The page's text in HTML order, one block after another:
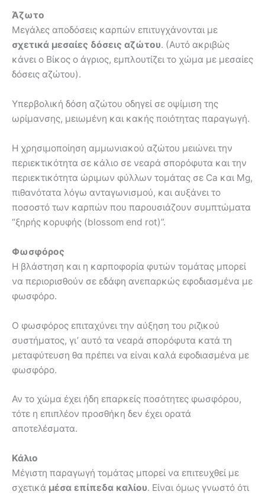
Άζωτο
Μεγάλες αποδόσεις καρπών επιτυγχάνονται με
σχετικά μεσαίες δόσεις αζώτου. (Αυτό ακριβώς
κάνει ο Βίκος ο άγριος, εμπλουτίζει το χώμα με μεσαίες
δόσεις αζώτου).
Υπερβολική δόση αζώτου οδηγεί σε οψίμιση της
ωρίμανσης, μειωμένη και κακής ποιότητας παραγωγή.
Η χρησιμοποίηση αμμωνιακού αζώτου μειώνει την
περιεκτικότητα σε κάλιο σε νεαρά σπορόφυτα και την
περιεκτικότητα ώριμων φύλλων τομάτας σε Ca και Mg,
πιθανότατα λόγω ανταγωνισμού, και αυξάνει το
ποσοστό των καρπών που παρουσιάζουν συμπτώματα
“ξηρής κορυφής (blossom end rot)”.
Φωσφόρος
Η βλάστηση και η καρποφορία φυτών τομάτας μπορεί
να περιορισθούν σε εδάφη ανεπαρκώς εφοδιασμένα με
φωσφόρο.
Ο φωσφόρος επιταχύνει την αύξηση του ριζικού
συστήματος, γι’ αυτό τα νεαρά σπορόφυτα κατά τη
μεταφύτευση θα πρέπει να είναι καλά εφοδιασμένα με
φωσφόρο.
Αν το χώμα έχει ήδη επαρκείς ποσότητες φωσφόρου,
τότε η επιπλέον προσθήκη δεν έχει ορατά
αποτελέσματα.
Κάλιο
Μέγιστη παραγωγή τομάτας μπορεί να επιτευχθεί με
σχετικά μέσα επίπεδα καλίου. Είναι όμως γνωστό ότι